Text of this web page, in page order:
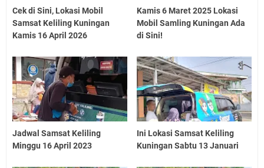
Cek di Sini, Lokasi Mobil
Samsat Keliling Kuningan
Kamis 16 April 2026
Kamis 6 Maret 2025 Lokasi
Mobil Samling Kuningan Ada
di Sini!
Jadwal Samsat Keliling
Minggu 16 April 2023
Ini Lokasi Samsat Keliling
Kuningan Sabtu 13 Januari